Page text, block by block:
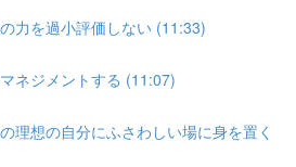
力を過小評価しない (11:33)
ネジメントする (11:07)
理想の自分にふさわしい場に身を置く